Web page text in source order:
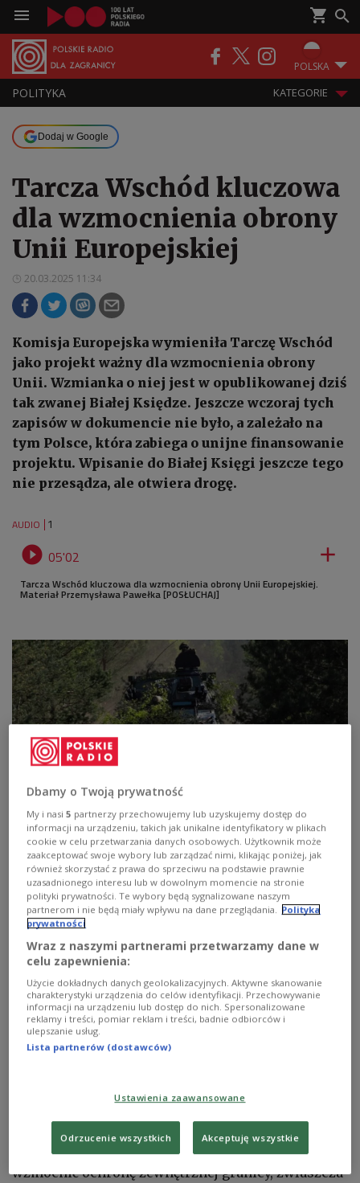
POLSKA
POLITYKA KATEGORIE
Dodaj w Google
Tarcza Wschód kluczowa
dla wzmocnienia obrony
Unii Europejskiej
20.03.2025 11:34
Komisja Europejska wymieniła Tarczę Wschód
jako projekt ważny dla wzmocnienia obrony
Unii. Wzmianka o niej jest w opublikowanej dziś
tak zwanej Białej Księdze. Jeszcze wczoraj tych
zapisów w dokumencie nie było, a zależało na
tym Polsce, która zabiega o unijne finansowanie
projektu. Wpisanie do Białej Księgi jeszcze tego
nie przesądza, ale otwiera drogę.
AUDIO 1
 05'02 
Tarcza Wschód kluczowa dla wzmocnienia obrony Unii Europejskiej.
Materiał Przemysława Pawełka [POSŁUCHAJ]
Rząd planuje wybudować na wschodniej granicy Polski z Białorusią i Rosją
fortyfikacje tak, by uczynić ją nie do przebycia dla
wroga
@SztabGenWP/X
Opublikowana w środę Biała Księga pokazuje,
przed jakimi wyzwaniami stoi Europa i podkreśla,
że musi się szybko dozbroić i być przygotowana na
najgorsze scenariusze.
00:55
Komisja Europejska wymieniła
Tarczę Wschód jako projekt
Komisja stwierdziła, że Unia powinna więc
wzmocnić ochronę zewnętrznej granicy, zwłaszcza
Dbamy o Twoją prywatność
My i nasi5 partnerzy przechowujemy lub uzyskujemy dostęp do
informacji na urządzeniu, takich jak unikalne identyfikatory w plikach
cookie w celu przetwarzania danych osobowych. Użytkownik może
zaakceptować swoje wybory lub zarządzać nimi, klikając poniżej, jak
również skorzystać z prawa do sprzeciwu na podstawie prawnie
uzasadnionego interesu lub w dowolnym momencie na stronie
polityki prywatności. Te wybory będą sygnalizowane naszym
partnerom i nie będą miały wpływu na dane przeglądania.
Polityka
prywatności
Wraz z naszymi partnerami przetwarzamy dane w
celu zapewnienia:
Użycie dokładnych danych geolokalizacyjnych. Aktywne skanowanie
charakterystyki urządzenia do celów identyfikacji. Przechowywanie
informacji na urządzeniu lub dostęp do nich. Spersonalizowane
reklamy i treści, pomiar reklam i treści, badnie odbiorców i
ulepszanie usług.
Lista partnerów (dostawców)
Ustawienia zaawansowane
Odrzucenie wszystkich Akceptuję wszystkie